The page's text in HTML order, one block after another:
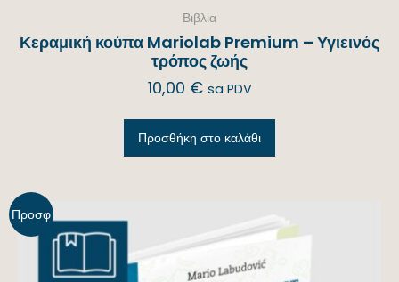
Βιβλια
Κεραμική κούπα Mariolab Premium – Υγιεινός
τρόπος ζωής
10,00 € sa PDV
Προσθήκη στο καλάθι
Προσφ